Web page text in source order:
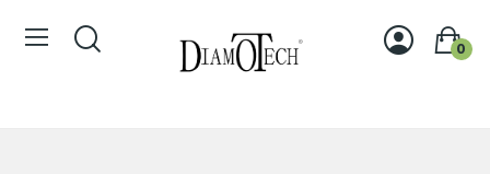
0